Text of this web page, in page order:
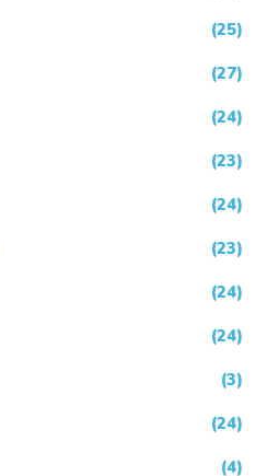
(25)
(27)
(24)
(23)
(24)
(23)
(24)
(24)
(3)
(24)
(4)